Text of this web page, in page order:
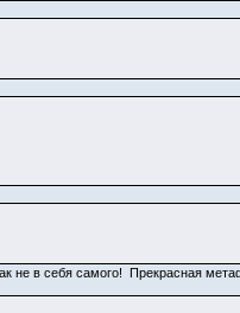
не в себя самого! Прекрасная